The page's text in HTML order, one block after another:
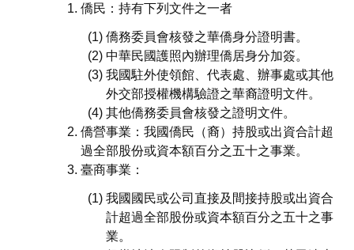
僑民：持有下列文件之一者
僑務委員會核發之華僑身分證明書。
中華民國護照內辦理僑居身分加簽。
我國駐外使領館、代表處、辦事處或其他
外交部授權機構驗證之華裔證明文件。
其他僑務委員會核發之證明文件。
僑營事業：我國僑民（裔）持股或出資合計超
過全部股份或資本額百分之五十之事業。
臺商事業：
我國國民或公司直接及間接持股或出資合
計超過全部股份或資本額百分之五十之事
業。